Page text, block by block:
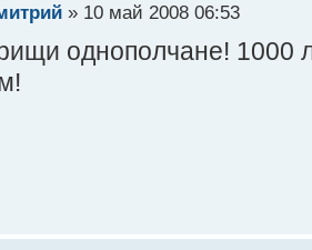
» 10 май 2008 06:53
однополчане! 1000